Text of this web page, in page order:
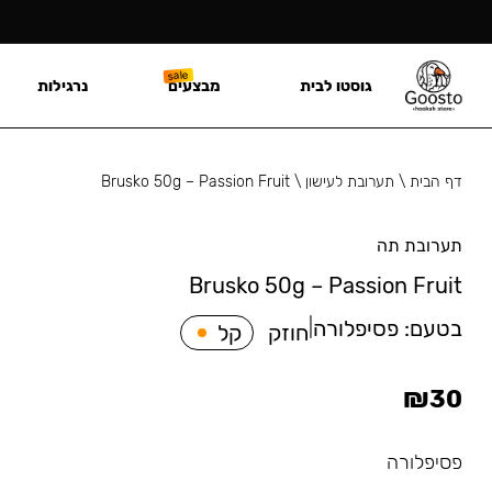
דף הבית\ תערובת לעישון \
Brusko 50g – Passion Fruit
תערובת תה
Brusko 50g – Passion Fruit
בטעם: פסיפלורה חוזק קל
₪30
פסיפלורה
גוסטו לבית מבצעים נרגילות